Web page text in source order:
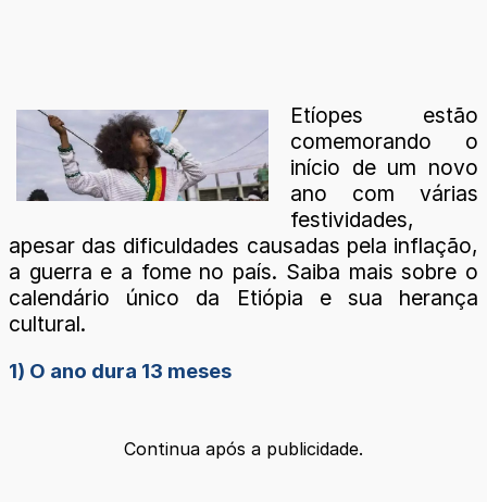
Etíopes estão
comemorando o
início de um novo
ano com várias
festividades,
apesar das dificuldades causadas pela inflação,
a guerra e a fome no país. Saiba mais sobre o
calendário único da Etiópia e sua herança
cultural.
1) O ano dura 13 meses
Continua após a publicidade.